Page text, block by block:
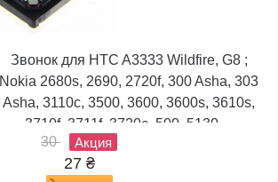
Звонок для HTC A3333 Wildfire, G8 ;
Nokia 2680s, 2690, 2720f, 300 Asha, 303
Asha, 3110c, 3500, 3600, 3600s, 3610s,
3710f, 3711f, 3720c, 500, 5130,...
30
Акция
27 ₴